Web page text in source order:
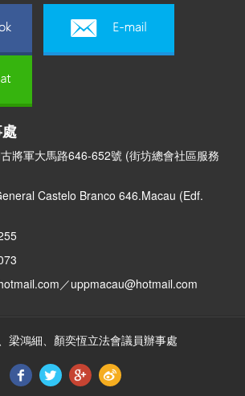
將軍大馬路646-652號 (街坊總會社區服務
Castelo Branco 646.Macau (Edf.
／uppmacau@hotmail.com
梁鴻細、顏奕恆立法會議員辦事處